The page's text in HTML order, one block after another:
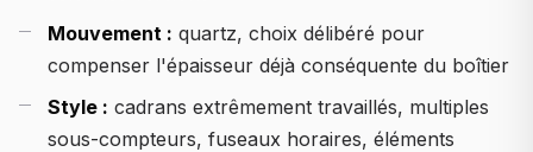
Mouvement : quartz, choix délibéré pour
compenser l'épaisseur déjà conséquente du boîtier
Style : cadrans extrêmement travaillés, multiples
sous-compteurs, fuseaux horaires, éléments